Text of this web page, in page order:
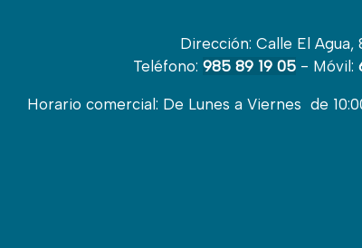
Dirección: Calle El Agua,
Teléfono: 985 89 19 05 - Móvil:
Horario comercial: De Lunes a Viernes de